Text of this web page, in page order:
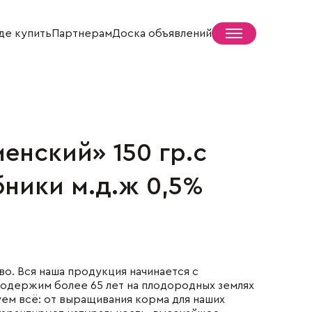
купить ПартнерамДоска объявлений
Пресс-центр
Новости
СМИ о нас
150 гр.с
м.д.ж 0,5%
Вся наша продукция начинается с
более 65 лет на плодородных землях
всё: от выращивания корма для наших